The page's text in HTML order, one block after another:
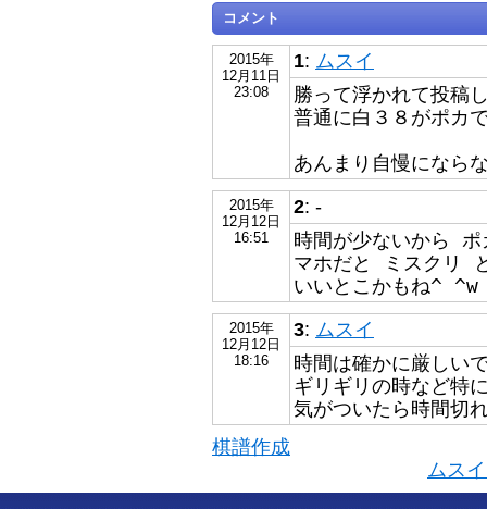
コメント
2015年
12月11日
23:08
1: ムスイ
勝って浮かれて投稿
普通に白３８がポカ
あんまり自慢になら
2015年
12月12日
16:51
2: -
時間が少ないから
マホだと ミスクリ
いいとこかもね^ ^w
2015年
12月12日
18:16
3: ムスイ
時間は確かに厳しい
ギリギリの時など特
気がついたら時間切
棋譜作成
ムス